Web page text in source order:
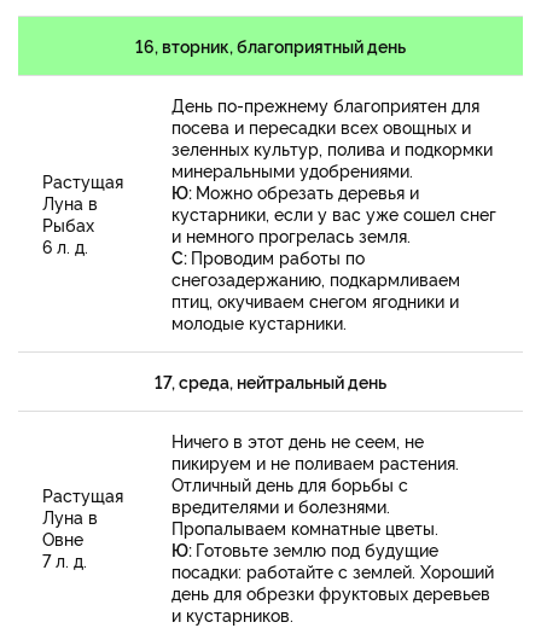
16, вторник, благоприятный день
Растущая
Луна в
Рыбах
6 л. д.
День по-прежнему благоприятен для
посева и пересадки всех овощных и
зеленных культур, полива и подкормки
минеральными удобрениями.
Ю: Можно обрезать деревья и
кустарники, если у вас уже сошел снег
и немного прогрелась земля.
С: Проводим работы по
снегозадержанию, подкармливаем
птиц, окучиваем снегом ягодники и
молодые кустарники.
17, среда, нейтральный день
Растущая
Луна в
Овне
7 л. д.
Ничего в этот день не сеем, не
пикируем и не поливаем растения.
Отличный день для борьбы с
вредителями и болезнями.
Пропалываем комнатные цветы.
Ю: Готовьте землю под будущие
посадки: работайте с землей. Хороший
день для обрезки фруктовых деревьев
и кустарников.